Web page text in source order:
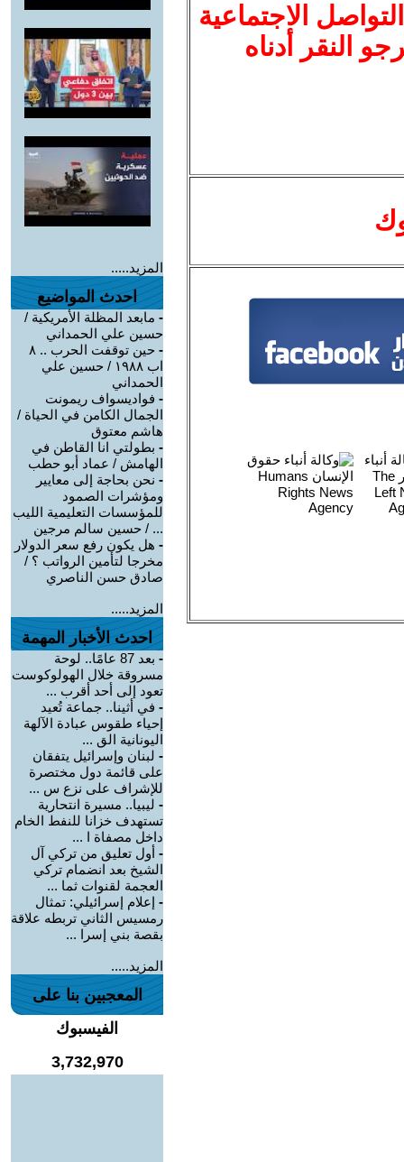
الاجتماعية
النقر أدناه
المزيد.....
احدث المواضيع
- مابعد المظلة الأمريكية /
حسين علي الحمداني
-
حين توقفت الحرب .. ٨
اب ١٩٨٨ / حسين علي
الحمداني
- فواديسواف ريمونت
الجمال الكامن في الحياة /
هاشم معتوق
- بطولتي انا القاطن في
الهامش / عماد أبو حطب
- نحن بحاجة إلى معايير
ومؤشرات الصمود
للمؤسسات التعليمية الليب
... / حسين سالم مرجين
- هل يكون رفع سعر الدولار
مخرجا لتأمين الرواتب ؟ /
صادق حسن الناصري
المزيد.....
احدث الأخبار المهمة
-
بعد 87 عامًا.. لوحة
مسروقة خلال الهولوكوست
تعود إلى أحد أقرب ...
- في أثينا.. جماعة تُعيد
إحياء طقوس عبادة الآلهة
اليونانية الق ...
- لبنان وإسرائيل يتفقان
على قائمة دول مختصرة
للإشراف على نزع س ...
- ليبيا.. مسيرة انتحارية
تستهدف خزانا للنفط الخام
داخل مصفاة ا ...
- أول تعليق من تركي آل
الشيخ بعد انضمام تركي
العجمة لقنوات ثما ...
- إعلام إسرائيلي: تمثال
رمسيس الثاني تربطه علاقة
بقصة بني إسرا ...
المزيد.....
المعجبين بنا على
الفيسبوك
3,732,970